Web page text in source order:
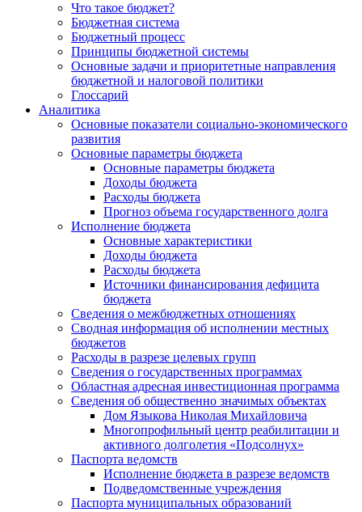
Что такое бюджет?
Бюджетная система
Бюджетный процесс
Принципы бюджетной системы
Основные задачи и приоритетные направления
бюджетной и налоговой политики
Глоссарий
Аналитика
Основные показатели социально-экономического
развития
Основные параметры бюджета
Основные параметры бюджета
Доходы бюджета
Расходы бюджета
Прогноз объема государственного долга
Исполнение бюджета
Основные характеристики
Доходы бюджета
Расходы бюджета
Источники финансирования дефицита
бюджета
Сведения о межбюджетных отношениях
Сводная информация об исполнении местных
бюджетов
Расходы в разрезе целевых групп
Сведения о государственных программах
Областная адресная инвестиционная программа
Сведения об общественно значимых объектах
Дом Языкова Николая Михайловича
Многопрофильный центр реабилитации и
активного долголетия «Подсолнух»
Паспорта ведомств
Исполнение бюджета в разрезе ведомств
Подведомственные учреждения
Паспорта муниципальных образований